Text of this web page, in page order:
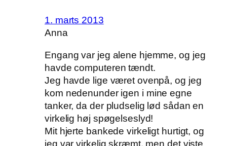
1. marts 2013
Anna
Engang var jeg alene hjemme, og jeg
havde computeren tændt.
Jeg havde lige været ovenpå, og jeg
kom nedenunder igen i mine egne
tanker, da der pludselig lød sådan en
virkelig høj spøgelseslyd!
Mit hjerte bankede virkeligt hurtigt, og
jeg var virkelig skræmt, men det viste